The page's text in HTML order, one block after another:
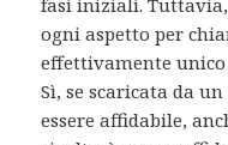
ogni aspetto per
effettivamente
Sì, se scaricata da
essere affidabile,